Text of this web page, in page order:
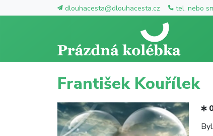
dlouhacesta@dlouhacesta.cz tel. nebo
František Kouřílek